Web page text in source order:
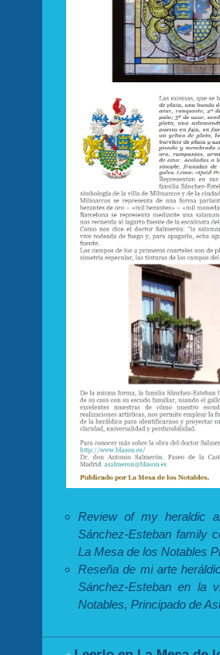
Review of my heraldic
Sánchez-Esteban family
La Mesa de los Notables
Reseña de mi arte
Sánchez-Esteban en la
Notables, Principado de